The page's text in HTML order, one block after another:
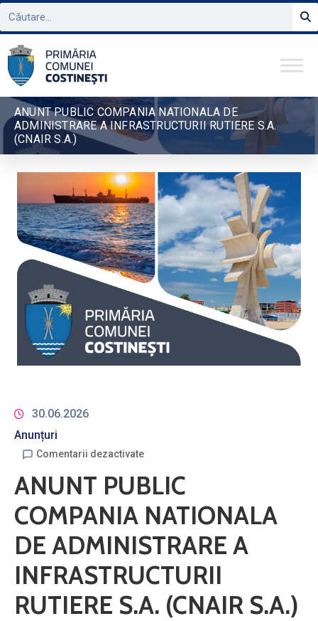
ANUNT PUBLIC COMPANIA NATIONALA DE
ADMINISTRARE A INFRASTRUCTURII RUTIERE S.A.
(CNAIR S.A.)
30.06.2026
Anunțuri
Comentarii dezactivate
ANUNT PUBLIC
COMPANIA NATIONALA
DE ADMINISTRARE A
INFRASTRUCTURII
RUTIERE S.A. (CNAIR S.A.)